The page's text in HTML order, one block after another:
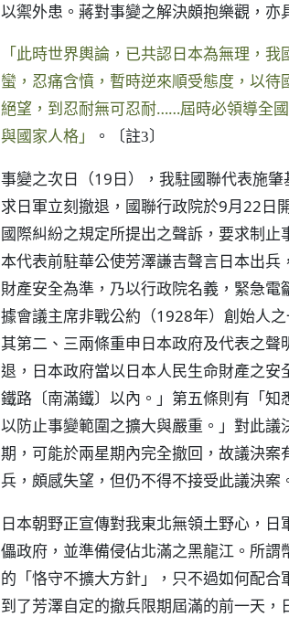
以禦外患。蔣對事變之解決頗抱樂觀，亦
「此時世界輿論，已共認日本為無理，
蠻，忍痛含憤，暫時逆來順受態度，以
絕望，到忍耐無可忍耐……屆時必領導全
與國家人格」
。 〔註3〕
事變之次日（19日），我駐國聯代表施
求日軍立刻撤退，國聯行政院於9月22日
國際糾紛之規定所提出之聲訴，要求制
本代表前駐華公使芳澤謙吉聲言日本出
財產安全為準，乃以行政院名義，緊急
據會議主席非戰公約（1928年）創始人
其第二、三兩條重申日本政府及代表之
退，日本政府當以日本人民生命財產之
鐵路〔南滿鐵〕以內。」第五條則有「知
以防止事變範圍之擴大與嚴重。」對此
期，可能於兩星期內完全撤回，故議決
兵，頗感失望，但仍不得不接受此議決案
日本朝野正宣傳對我東北無領土野心，
儡政府，並準備侵佔北滿之黑龍江。所
的「恪守不擴大方針」，只不過如何配
到了芳澤自定的撤兵限期屆滿的前一天